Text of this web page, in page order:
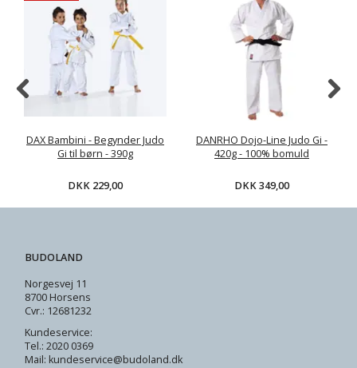
DAX Bambini - Begynder Judo
Gi til børn - 390g
DKK 229,00
DANRHO Dojo-Line Judo Gi -
420g - 100% bomuld
DKK 349,00
BUDOLAND
Norgesvej 11
8700 Horsens
Cvr.: 12681232
Kundeservice:
Tel.: 2020 0369
Mail: kundeservice@budoland.dk